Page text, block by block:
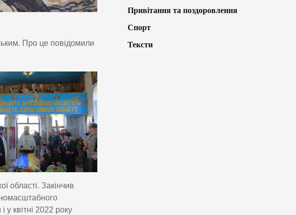
Про це повідомили
області. Закінчив
у квітні 2022 року
Привітання та поздоровлення
Спорт
Тексти